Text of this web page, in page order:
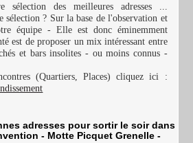
sélection des meilleures adresses ...
sélection ? Sur la base de l'observation et
équipe - Elle est donc éminemment
est de proposer un mix intéressant entre
et bars insolites - ou moins connus -
(Quartiers, Places) cliquez ici :
adresses pour sortir le soir dans
- Motte Picquet Grenelle -